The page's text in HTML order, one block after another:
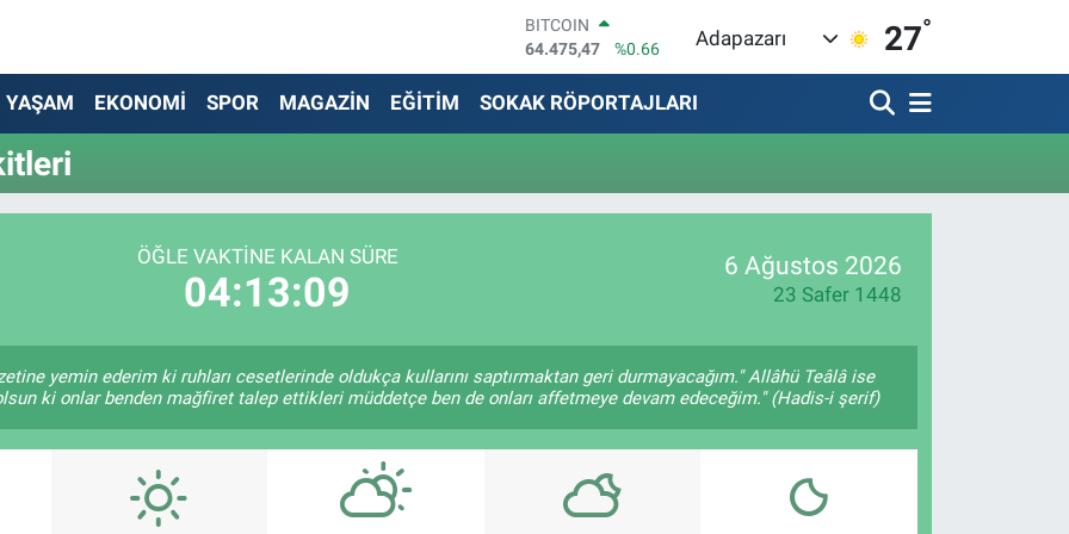
BITCOIN
64.475,47
%0.66
DOLAR
47,5971
%0.05
64,2534
%0.22
GRAM ALTIN
Adapazarı 27°
YAŞAM EKONOMİ SPOR MAGAZİN EĞİTİM SOKAK RÖPORTAJLARI
ÖĞLE VAKTINE KALAN SÜRE
04:13:09
6 Ağustos 2026
23 Safer 1448
yemin ederim ki ruhları cesetlerinde oldukça kullarını saptırmaktan geri durmayacağım." Allâhü Teâlâ ise
ki onlar benden mağfiret talep ettikleri müddetçe ben de onları affetmeye devam edeceğim." (Hadis-i şerif)